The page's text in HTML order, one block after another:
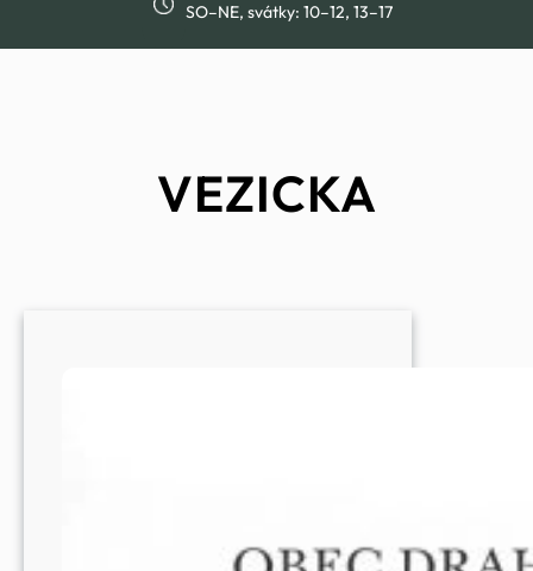
SO–NE, svátky: 10–12, 13–17
VEZICKA